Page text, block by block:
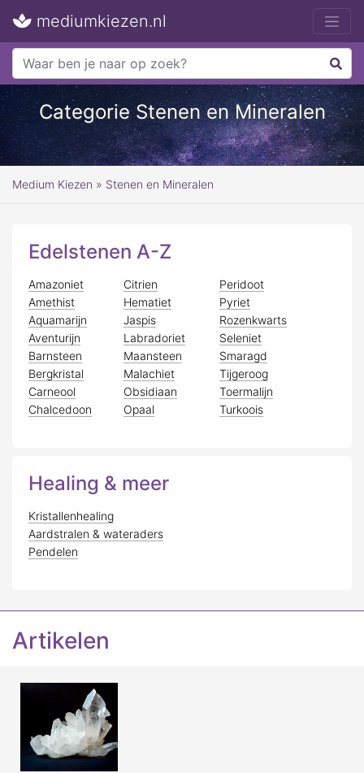
mediumkiezen.nl
Categorie Stenen en Mineralen
Medium Kiezen » Stenen en Mineralen
Edelstenen A-Z
Amazoniet
Amethist
Aquamarijn
Aventurijn
Barnsteen
Bergkristal
Carneool
Chalcedoon
Citrien
Hematiet
Jaspis
Labradoriet
Maansteen
Malachiet
Obsidiaan
Opaal
Peridoot
Pyriet
Rozenkwarts
Seleniet
Smaragd
Tijgeroog
Toermalijn
Turkoois
Healing & meer
Kristallenhealing
Aardstralen & wateraders
Pendelen
Artikelen